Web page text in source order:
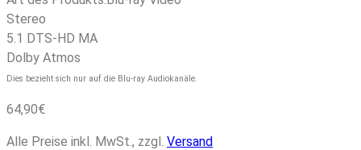
Stereo
5.1 DTS-HD MA
Dolby Atmos
Dies bezieht sich nur auf die Blu-ray Audiokanäle.
64,90€
Alle Preise inkl. MwSt., zzgl. Versand